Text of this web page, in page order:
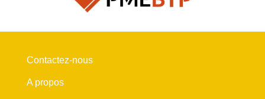
Contactez-nous
A propos